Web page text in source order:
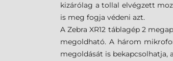
kizárólag a tollal elvégzett
is meg fogja védeni azt.
A Zebra XR12 táblagép 2
megoldható. A három
megoldását is bekapcsolhatja,